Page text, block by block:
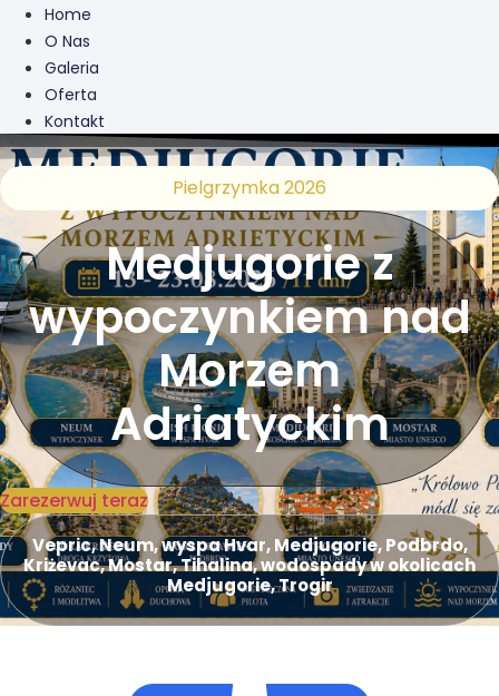
Home
O Nas
Galeria
Oferta
Kontakt
Pielgrzymka 2026
Medjugorie z
wypoczynkiem nad
Morzem
Adriatyckim
Zarezerwuj teraz
Vepric, Neum, wyspa Hvar, Medjugorie, Podbrdo,
Kriżevac, Mostar, Tihalina, wodospady w okolicach
Medjugorie, Trogir